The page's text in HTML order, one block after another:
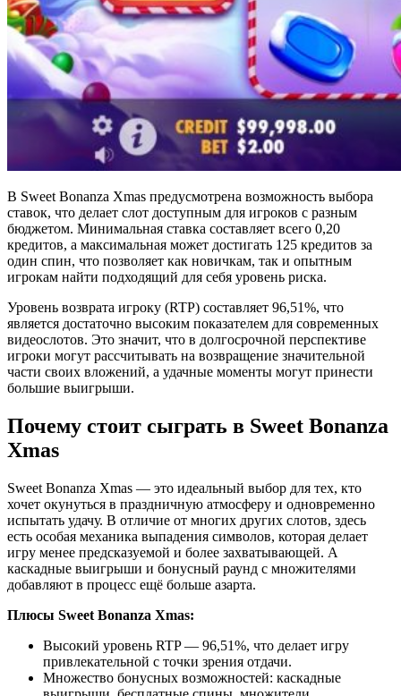
В Sweet Bonanza Xmas предусмотрена возможность выбора
ставок, что делает слот доступным для игроков с разным
бюджетом. Минимальная ставка составляет всего 0,20
кредитов, а максимальная может достигать 125 кредитов за
один спин, что позволяет как новичкам, так и опытным
игрокам найти подходящий для себя уровень риска.
Уровень возврата игроку (RTP) составляет 96,51%, что
является достаточно высоким показателем для современных
видеослотов. Это значит, что в долгосрочной перспективе
игроки могут рассчитывать на возвращение значительной
части своих вложений, а удачные моменты могут принести
большие выигрыши.
Почему стоит сыграть в Sweet Bonanza
Xmas
Sweet Bonanza Xmas — это идеальный выбор для тех, кто
хочет окунуться в праздничную атмосферу и одновременно
испытать удачу. В отличие от многих других слотов, здесь
есть особая механика выпадения символов, которая делает
игру менее предсказуемой и более захватывающей. А
каскадные выигрыши и бонусный раунд с множителями
добавляют в процесс ещё больше азарта.
Плюсы Sweet Bonanza Xmas:
Высокий уровень RTP — 96,51%, что делает игру
привлекательной с точки зрения отдачи.
Множество бонусных возможностей: каскадные